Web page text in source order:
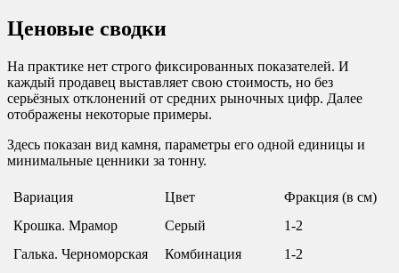
Ценовые сводки
На практике нет строго фиксированных показателей. И
каждый продавец выставляет свою стоимость, но без
серьёзных отклонений от средних рыночных цифр. Далее
отображены некоторые примеры.
Здесь показан вид камня, параметры его одной единицы и
минимальные ценники за тонну.
Вариация Цвет
Фракция (в см)
Крошка. Мрамор
Серый
1-2
Галька. Черноморская
Комбинация
1-2